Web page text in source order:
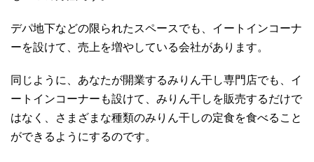
デパ地下などの限られたスペースでも、イートインコーナ
ーを設けて、売上を増やしている会社があります。
同じように、あなたが開業するみりん干し専門店でも、イ
ートインコーナーも設けて、みりん干しを販売するだけで
はなく、さまざまな種類のみりん干しの定食を食べること
ができるようにするのです。